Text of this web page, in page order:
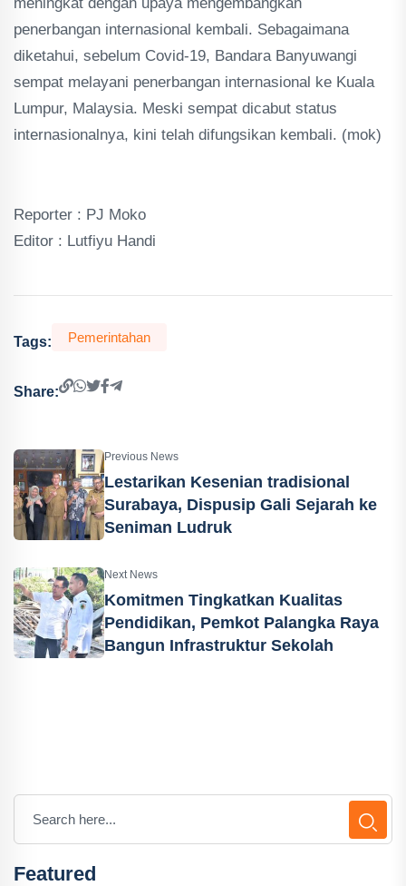
penerbangan internasional kembali. Sebagaimana
diketahui, sebelum Covid-19, Bandara Banyuwangi
sempat melayani penerbangan internasional ke Kuala
Lumpur, Malaysia. Meski sempat dicabut status
internasionalnya, kini telah difungsikan kembali. (mok)
Reporter : PJ Moko
Editor : Lutfiyu Handi
Tags: Pemerintahan
Share:
Previous News
Lestarikan Kesenian tradisional
Surabaya, Dispusip Gali Sejarah ke
Seniman Ludruk
Next News
Komitmen Tingkatkan Kualitas
Pendidikan, Pemkot Palangka Raya
Bangun Infrastruktur Sekolah
Featured